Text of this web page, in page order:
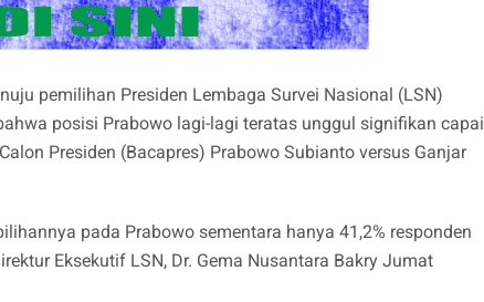
pemilihan Presiden Lembaga Survei Nasional (LSN)
posisi Prabowo lagi-lagi teratas unggul signifikan capai
Presiden (Bacapres) Prabowo Subianto versus Ganjar
pada Prabowo sementara hanya 41,2% responden
Eksekutif LSN, Dr. Gema Nusantara Bakry Jumat